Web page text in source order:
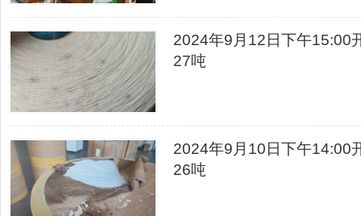
2024年9月12日下午15:00
27吨
2024年9月10日下午14:00
26吨